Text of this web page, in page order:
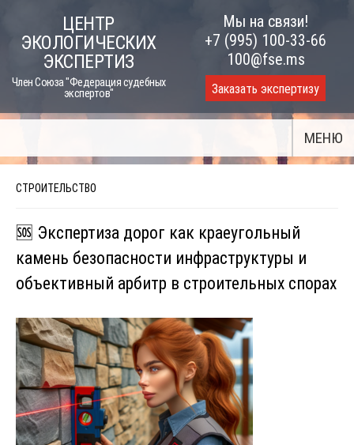
content
ЦЕНТР
ЭКОЛОГИЧЕСКИХ
ЭКСПЕРТИЗ
Член Союза "Федерация судебных
экспертов"
Мы на связи!
+7 (995) 100-33-66
100@fse.ms
Заказать экспертизу
МЕНЮ
СТРОИТЕЛЬСТВО
🆘 Экспертиза дорог как краеугольный
камень безопасности инфраструктуры и
объективный арбитр в строительных спорах